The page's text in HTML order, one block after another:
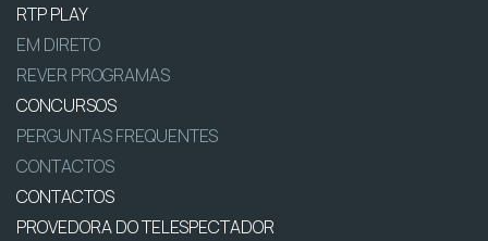
RTP PLAY
EM DIRETO
REVER PROGRAMAS
CONCURSOS
PERGUNTAS FREQUENTES
CONTACTOS
CONTACTOS
PROVEDORA DO TELESPECTADOR